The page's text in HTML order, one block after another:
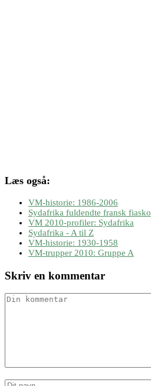
Læs også:
VM-historie: 1986-2006
Sydafrika fuldendte fransk fiasko
VM 2010-profiler: Sydafrika
Sydafrika - A til Z
VM-historie: 1930-1958
VM-trupper 2010: Gruppe A
Skriv en kommentar